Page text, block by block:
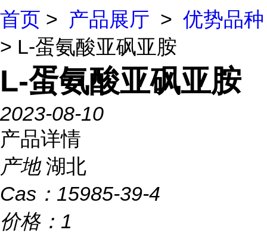
首页 > 产品展厅 > 优势品种
> L-蛋氨酸亚砜亚胺
L-蛋氨酸亚砜亚胺
2023-08-10
产品详情
产地 湖北
Cas： 15985-39-4
价格： 1